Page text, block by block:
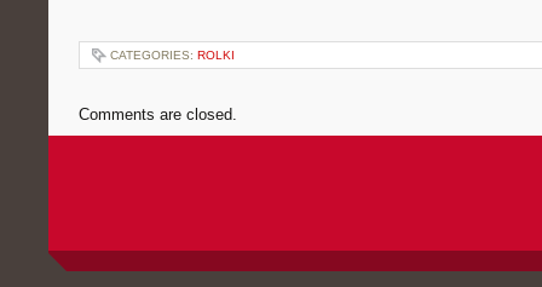
CATEGORIES: ROLKI
Comments are closed.